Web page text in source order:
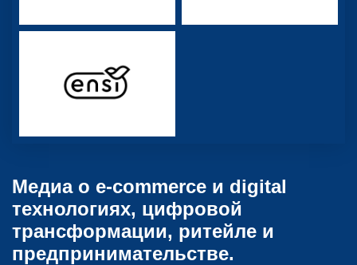
Медиа о e-commerce и digital
технологиях, цифровой
трансформации, ритейле и
предпринимательстве.